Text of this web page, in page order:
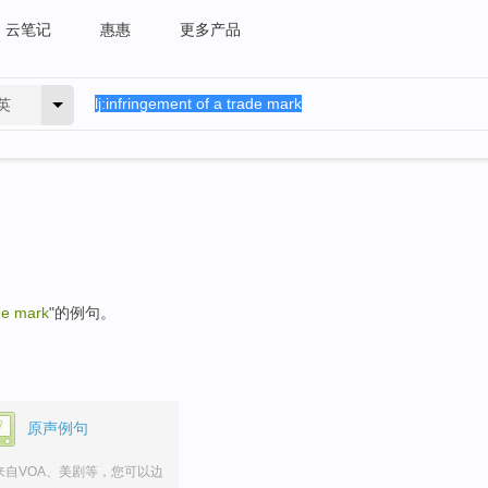
云笔记 惠惠 更多产品
mark"的例句。
原声例句
自VOA、美剧等，您可以边